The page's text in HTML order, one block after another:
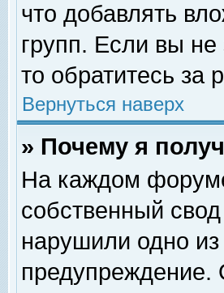
что добавлять
групп. Если вы
то обратитесь за
Вернуться наверх
» Почему я
На каждом
собственный
нарушили одно
предупреждение.